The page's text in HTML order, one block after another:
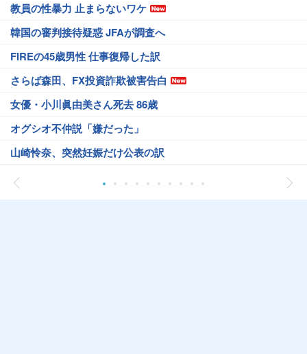
教員の性暴力 止まらないワケ
韓国の審判接待疑惑 JFAが調査へ
FIREの45歳男性 仕事復帰した訳
さらば森田、FX投資詐欺被害告白
女優・小川眞由美さん死去 86歳
オグシオ不仲説「嫌だった」
山崎怜奈、突然妊娠だけ公表の訳